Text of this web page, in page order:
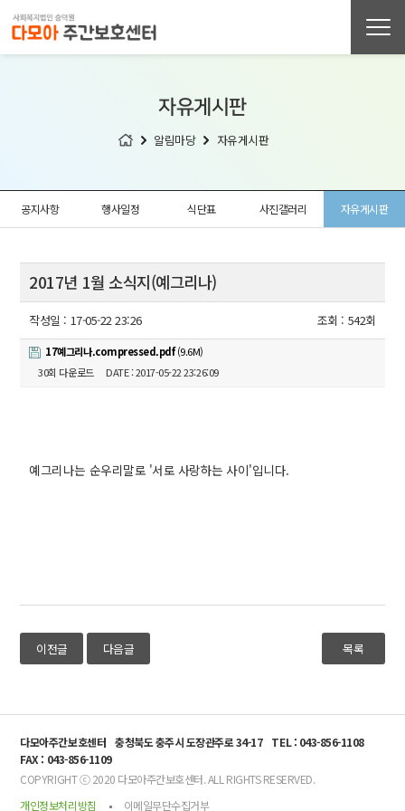
자유게시판
알림마당 자유게시판
공지사항 행사일정 식단표 사진갤러리 자유게시판
2017년 1월 소식지(예그리나)
작성일 : 17-05-22 23:26 조회 : 542회
17예그리나.compressed.pdf(9.6M)
30회 다운로드
DATE : 2017-05-22 23:26:09
예그리나는 순우리말로 '서로 사랑하는 사이'입니다.
이전글 다음글 목록
다모아주간보호센터 충청북도 충주시 도장관주로 34-17
TEL : 043-856-1108
FAX : 043-856-1109
COPYRIGHT ⓒ 2020 다모아주간보호센터. ALL RIGHTS RESERVED.
개인정보처리방침
이메일무단수집거부